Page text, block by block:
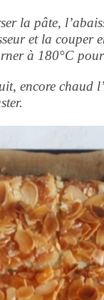
la pâte,
et la couper
à 180°C
encore chaud